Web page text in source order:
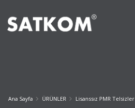
Ana Sayfa ÜRÜNLER Lisanssız PMR Telsizler